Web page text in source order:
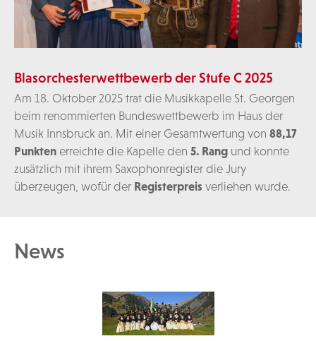
Blasorchesterwettbewerb der Stufe C 2025
Am 18. Oktober 2025 trat die Musikkapelle St. Georgen
beim renommierten Bundeswettbewerb im Haus der
Musik Innsbruck an. Mit einer Gesamtwertung von 88,17
Punkten erreichte die Kapelle den 5. Rang und konnte
zusätzlich mit ihrem Saxophonregister die Jury
überzeugen, wofür der Registerpreis verliehen wurde.
News